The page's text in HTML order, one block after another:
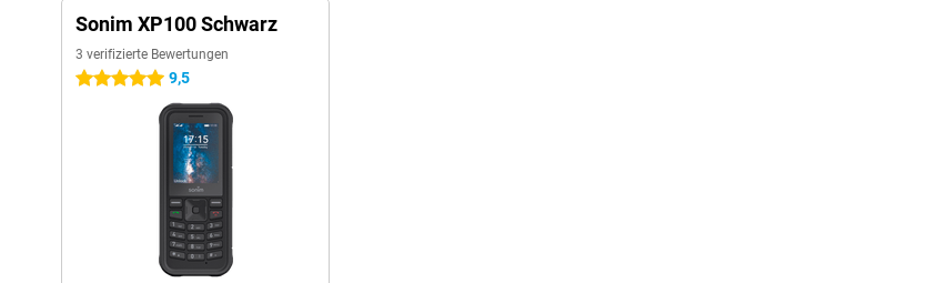
Sonim XP100 Schwarz
3 verifizierte Bewertungen
5 Sterne 9,5